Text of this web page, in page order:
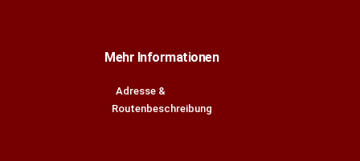
Mehr Informationen
Adresse &
Routenbeschreibung